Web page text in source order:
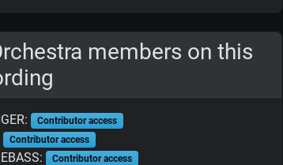
members on this
Contributor access
Contributor access
Contributor access